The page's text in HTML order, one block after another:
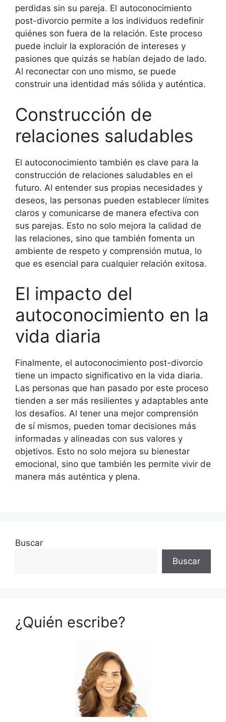
perdidas sin su pareja. El autoconocimiento
post-divorcio permite a los individuos redefinir
quiénes son fuera de la relación. Este proceso
puede incluir la exploración de intereses y
pasiones que quizás se habían dejado de lado.
Al reconectar con uno mismo, se puede
construir una identidad más sólida y auténtica.
Construcción de
relaciones saludables
El autoconocimiento también es clave para la
construcción de relaciones saludables en el
futuro. Al entender sus propias necesidades y
deseos, las personas pueden establecer límites
claros y comunicarse de manera efectiva con
sus parejas. Esto no solo mejora la calidad de
las relaciones, sino que también fomenta un
ambiente de respeto y comprensión mutua, lo
que es esencial para cualquier relación exitosa.
El impacto del
autoconocimiento en la
vida diaria
Finalmente, el autoconocimiento post-divorcio
tiene un impacto significativo en la vida diaria.
Las personas que han pasado por este proceso
tienden a ser más resilientes y adaptables ante
los desafíos. Al tener una mejor comprensión
de sí mismos, pueden tomar decisiones más
informadas y alineadas con sus valores y
objetivos. Esto no solo mejora su bienestar
emocional, sino que también les permite vivir de
manera más auténtica y plena.
Buscar
Buscar
¿Quién escribe?